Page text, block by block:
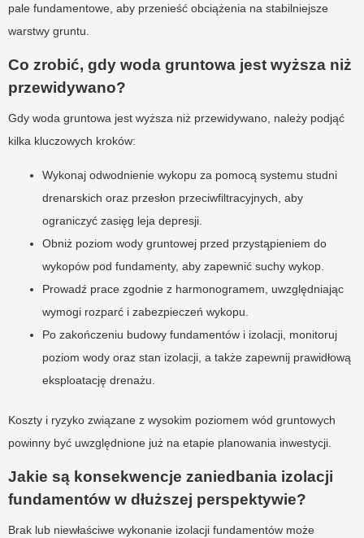
pale fundamentowe, aby przenieść obciążenia na stabilniejsze
warstwy gruntu.
Co zrobić, gdy woda gruntowa jest wyższa niż
przewidywano?
Gdy woda gruntowa jest wyższa niż przewidywano, należy podjąć
kilka kluczowych kroków:
Wykonaj odwodnienie wykopu za pomocą systemu studni
drenarskich oraz przesłon przeciwfiltracyjnych, aby
ograniczyć zasięg leja depresji.
Obniż poziom wody gruntowej przed przystąpieniem do
wykopów pod fundamenty, aby zapewnić suchy wykop.
Prowadź prace zgodnie z harmonogramem, uwzględniając
wymogi rozparć i zabezpieczeń wykopu.
Po zakończeniu budowy fundamentów i izolacji, monitoruj
poziom wody oraz stan izolacji, a także zapewnij prawidłową
eksploatację drenażu.
Koszty i ryzyko związane z wysokim poziomem wód gruntowych
powinny być uwzględnione już na etapie planowania inwestycji.
Jakie są konsekwencje zaniedbania izolacji
fundamentów w dłuższej perspektywie?
Brak lub niewłaściwe wykonanie izolacji fundamentów może